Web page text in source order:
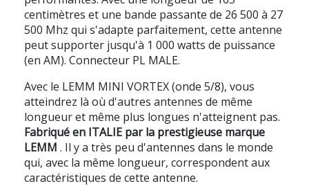
centimètres et une bande passante de 26 500 à 27
500 Mhz qui s'adapte parfaitement, cette antenne
peut supporter jusqu'à 1 000 watts de puissance
(en AM). Connecteur PL MALE.
Avec le LEMM MINI VORTEX (onde 5/8), vous
atteindrez là où d'autres antennes de même
longueur et même plus longues n'atteignent pas.
Fabriqué en ITALIE par la prestigieuse marque
LEMM . Il y a très peu d'antennes dans le monde
qui, avec la même longueur, correspondent aux
caractéristiques de cette antenne.